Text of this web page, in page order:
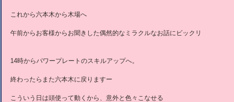
これから六本木から木場へ
午前からお客様からお聞きした偶然的なミラクルなお話にビックリ
14時からパワープレートのスキルアップへ。
終わったらまた六本木に戻りますー
こういう日は頭使って動くから、意外と色々こなせる